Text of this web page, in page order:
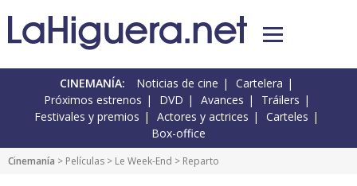
CINEMANÍA: Noticias de cine
Cartelera
Próximos estrenos
DVD Avances
Tráilers
Festivales y premios
Actores y actrices
Carteles
Box-office
Cinemanía > Películas > Le Week-End > Reparto